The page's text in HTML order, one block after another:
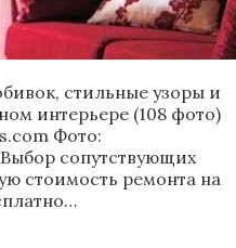
стильные узоры и
интерьере (108 фото)
Фото:
сопутствующих
стоимость ремонта на